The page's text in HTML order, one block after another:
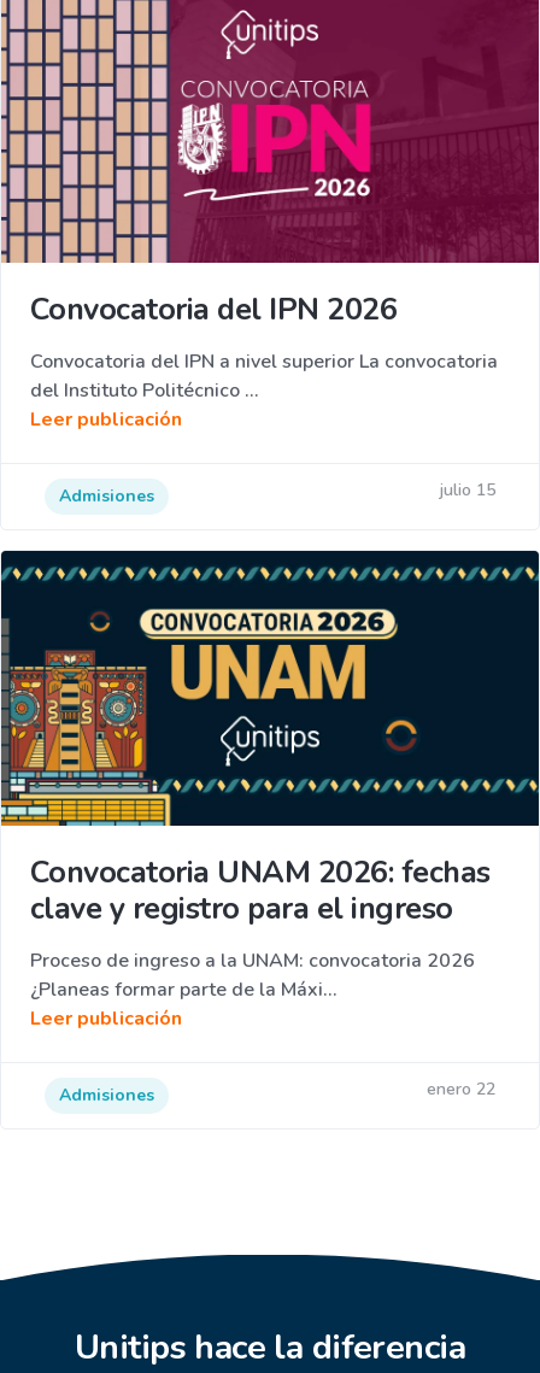
Convocatoria del IPN 2026
Convocatoria del IPN a nivel superior La convocatoria
del Instituto Politécnico ...
Leer publicación
Admisiones julio 15
Convocatoria UNAM 2026: fechas
clave y registro para el ingreso
Proceso de ingreso a la UNAM: convocatoria 2026
¿Planeas formar parte de la Máxi...
Leer publicación
Admisiones enero 22
Unitips hace la diferencia